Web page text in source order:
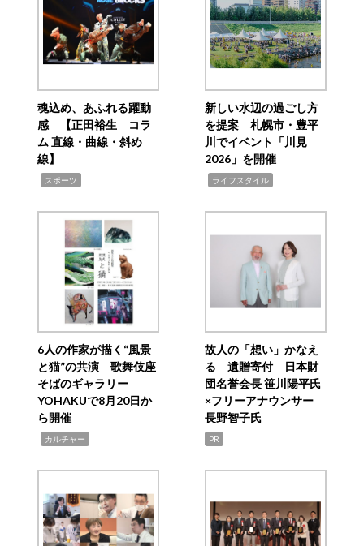
魂込め、あふれる躍動
感 【正田裕生 コラ
ム 直線・曲線・斜め
線】
スポーツ
新しい水辺の過ごし方
を提案 札幌市・豊平
川でイベント「川見
2026」を開催
ライフスタイル
6人の作家が描く“風景
と猫”の共演 歌舞伎座
そばのギャラリー
YOHAKUで8月20日か
ら開催
カルチャー
故人の「想い」かなえ
る 遺贈寄付 日本財
団名誉会長 笹川陽平氏
×フリーアナウンサー
長野智子氏
PR